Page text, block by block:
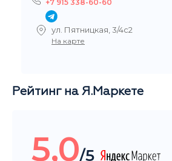
5,0/5
Читать все отзывы
НАШИ ПОКУПАТЕЛИ